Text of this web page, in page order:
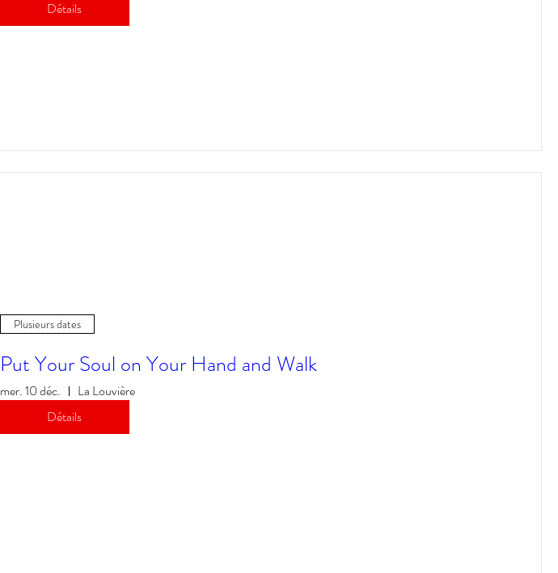
Détails
Plusieurs dates
Put Your Soul on Your Hand and Walk
mer. 10 déc.
La Louvière
Détails